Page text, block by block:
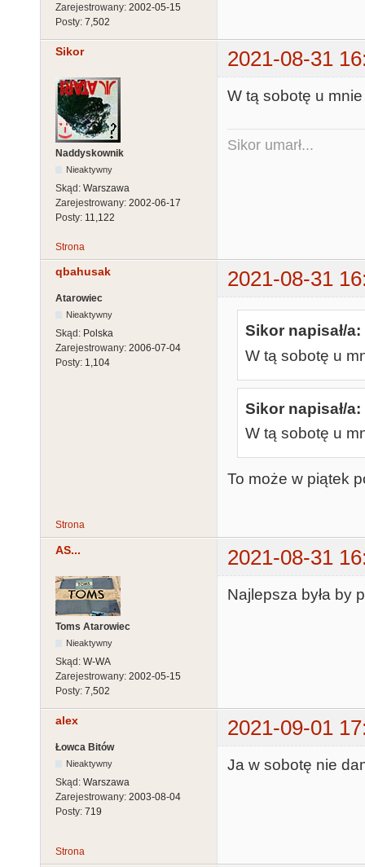
Zarejestrowany: 2002-05-15
Posty: 7,502
Sikor 2021-08-31
Naddyskownik
Nieaktywny
Skąd: Warszawa
Zarejestrowany: 2002-06-17
Posty: 11,122
W tą sobotę u
Sikor umarł...
Strona
qbahusak 2021-08-31
Atarowiec
Nieaktywny
Skąd: Polska
Zarejestrowany: 2006-07-04
Posty: 1,104
Sikor napisał/a:
W tą sobotę u
Sikor napisał/a:
W tą sobotę u
To może w piątek
Strona
AS... 2021-08-31
Toms Atarowiec
Nieaktywny
Skąd: W-WA
Zarejestrowany: 2002-05-15
Posty: 7,502
Najlepsza była by
alex 2021-09-01
Łowca Bitów
Nieaktywny
Skąd: Warszawa
Zarejestrowany: 2003-08-04
Posty: 719
Ja w sobotę nie
Strona